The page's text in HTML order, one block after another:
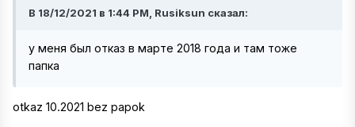
В 18/12/2021 в 1:44 PM, Rusiksun сказал:
у меня был отказ в марте 2018 года и там тоже
папка
otkaz 10.2021 bez papok